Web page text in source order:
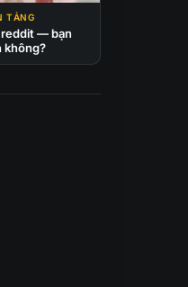
TẢNG
— bạn
không?